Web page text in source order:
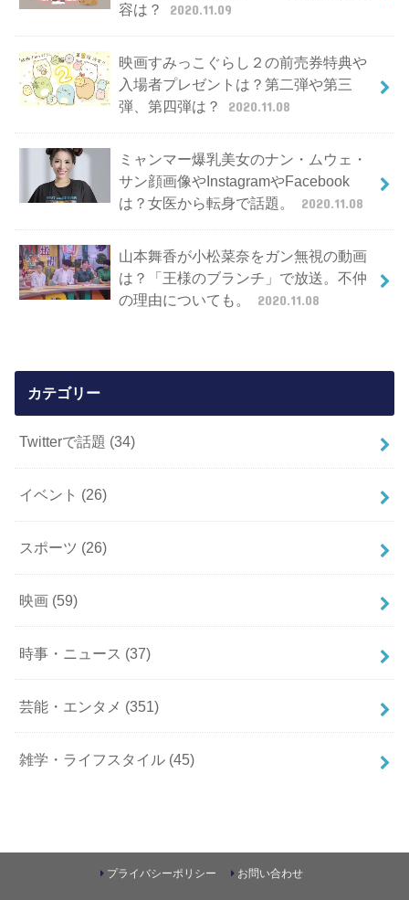
容は？
2020.11.09
映画すみっこぐらし２の前売券特典や
入場者プレゼントは？第二弾や第三
弾、第四弾は？
2020.11.08
ミャンマー爆乳美女のナン・ムウェ・
サン顔画像やInstagramやFacebook
は？女医から転身で話題。
2020.11.08
山本舞香が小松菜奈をガン無視の動画
は？「王様のブランチ」で放送。不仲
の理由についても。
2020.11.08
カテゴリー
Twitterで話題 (34)
イベント (26)
スポーツ (26)
映画 (59)
時事・ニュース (37)
芸能・エンタメ (351)
雑学・ライフスタイル (45)
プライバシーポリシー お問い合わせ